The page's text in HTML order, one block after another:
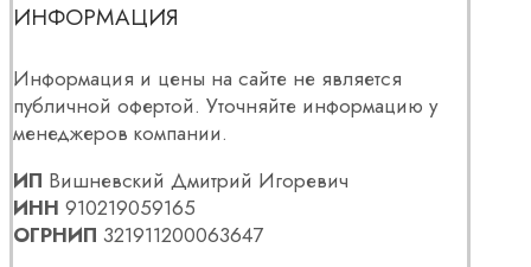
ИНФОРМАЦИЯ
Информация и цены на сайте не является
публичной офертой. Уточняйте информацию у
менеджеров компании.
ИП Вишневский Дмитрий Игоревич
ИНН 910219059165
ОГРНИП 321911200063647